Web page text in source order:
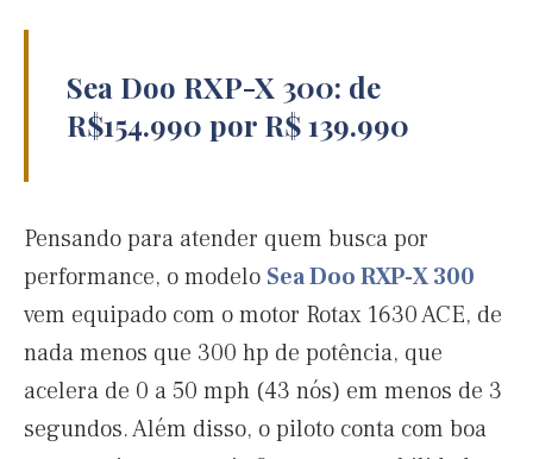
Sea Doo RXP-X 300: de
R$154.990 por R$ 139.990
Pensando para atender quem busca por
performance, o modelo Sea Doo RXP-X 300
vem equipado com o motor Rotax 1630 ACE, de
nada menos que 300 hp de potência, que
acelera de 0 a 50 mph (43 nós) em menos de 3
segundos. Além disso, o piloto conta com boa